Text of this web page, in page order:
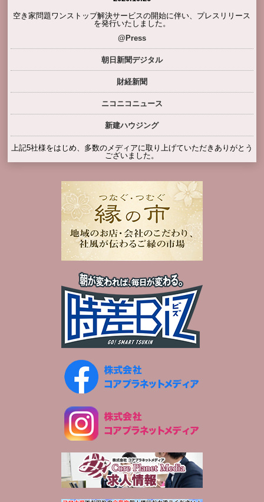
空き家問題ワンストップ解決サービスの開始に伴い、プレスリリース
を発行いたしました。
@Press
朝日新聞デジタル
財経新聞
ニコニコニュース
新建ハウジング
上記5社様をはじめ、多数のメディアに取り上げていただきありがとう
ございました。